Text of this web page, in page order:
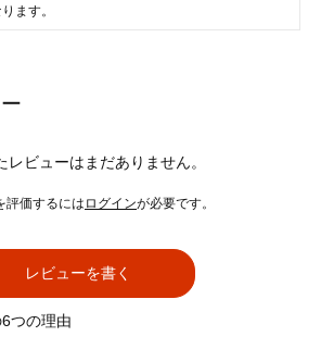
ます。
レビューはまだありません。
評価するには ログインが必要です。
レビューを書く
つの理由